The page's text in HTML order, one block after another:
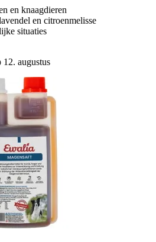
en knaagdieren
en citroenmelisse
situaties
augustus